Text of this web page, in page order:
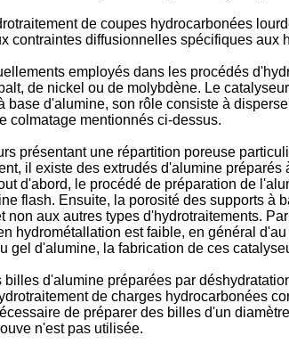
de coupes hydrocarbonées
contraintes diffusionnelles spécifiques aux
employés dans les procédés
de nickel ou de molybdène. Le
base d'alumine, son rôle consiste à
colmatage mentionnés ci-dessus.
présentant une répartition poreuse
il existe des extrudés d'alumine
d'abord, le procédé de préparation de
flash. Ensuite, la porosité des supports à
non aux autres types d'hydrotraitements.
hydrométallation est faible, en général
gel d'alumine, la fabrication de ces
billes d'alumine préparées par
de charges hydrocarbonées
de préparer des billes d'un
n'est pas utilisée.